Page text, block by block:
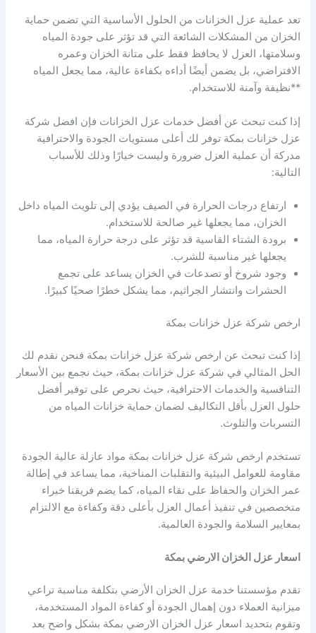
تعد عملية عزل الخزانات من الحلول الأساسية التي تضمن حماية
الخزان من المشكلات الشائعة التي قد تؤثر على جودة المياه
وسلامتها، العزل لا يحافظ فقط على متانة الخزان وعمره
الافتراضي، بل يضمن أيضًا أداءه بكفاءة عالية، مما يجعل المياه
**نظيفة وآمنة للاستخدام.
إذا كنت تبحث عن أفضل خدمات عزل الخزانات فإن افضل شركة
عزل خزانات بمكة توفر لك أعلى مستويات الجودة والاحترافية
مدركة أن عملية العزل ضرورة وليست خيارًا وذلك للأسباب
التالية:
ارتفاع درجات الحرارة في الصيف يؤدي إلى تلويث المياه داخل
الخزان، مما يجعلها غير صالحة للاستخدام.
برودة الشتاء القاسية قد تؤثر على درجة حرارة المياه، مما
يجعلها غير مناسبة للشرب.
وجود شروخ أو تصدعات في الخزان يساعد على تجمع
الحشرات وانتشار الجراثيم، مما يشكل خطرًا صحيًا كبيرًا.
ارخص شركة عزل خزانات بمكة
إذا كنت تبحث عن ارخص شركة عزل خزانات بمكة فنحن نقدم لك
الحل المثالي في شركة عزل خزانات بمكة، حيث نجمع بين الأسعار
التنافسية والخدمات الاحترافية، حيث نحرص على توفير أفضل
حلول العزل بأقل التكاليف لضمان حماية خزانات المياه من
التسربات والتلوث.
تستخدم ارخص شركة عزل خزانات بمكة مواد عازلة عالية الجودة
مقاومة للعوامل البيئية والتقلبات المناخية، مما يساعد في إطالة
عمر الخزان والحفاظ على نقاء المياه، كما يضم فريقنا خبراء
متخصصين في تنفيذ أعمال العزل بأعلى دقة وكفاءة مع الالتزام
بمعايير السلامة والجودة العالمية.
اسعار عزل الخزان الارضي بمكة
تقدم مؤسستنا خدمة عزل الخزان الأرضي بتكلفة مناسبة تراعي
ميزانية العملاء دون إهمال الجودة أو كفاءة المواد المستخدمة،
وتقوم بتحديد اسعار عزل الخزان الارضي بمكة بشكل واضح بعد